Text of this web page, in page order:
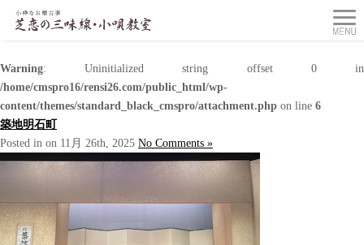
Warning: Uninitialized string offset 0 in
/home/cmspro16/rensi26.com/public_html/wp-
content/themes/standard_black_cmspro/attachment.php on line 6
築地明石町
Posted in on 11月 26th, 2025 No Comments »